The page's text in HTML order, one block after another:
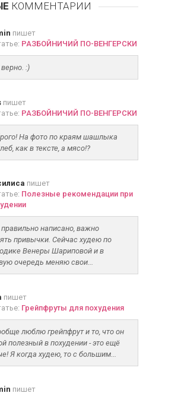
КОММЕНТАРИИ
пишет
РАЗБОЙНИЧИЙ ПО-ВЕНГЕРСКИ
:)
пишет
РАЗБОЙНИЧИЙ ПО-ВЕНГЕРСКИ
На фото по краям шашлыка
как в тексте, а мясо!?
пишет
Полезные рекомендации при
написано, важно
привычки. Сейчас худею по
Венеры Шариповой и в
очередь меняю свои...
пишет
Грейпфруты для похудения
люблю грейпфрут и то, что он
полезный в похудении - это ещё
Я когда худею, то с большим...
пишет